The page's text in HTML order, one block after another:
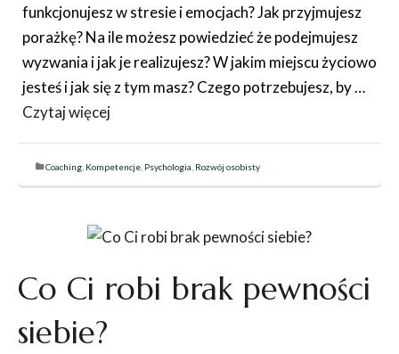
funkcjonujesz w stresie i emocjach? Jak przyjmujesz
porażkę? Na ile możesz powiedzieć że podejmujesz
wyzwania i jak je realizujesz? W jakim miejscu życiowo
jesteś i jak się z tym masz? Czego potrzebujesz, by …
Czytaj więcej
Coaching Kompetencje Psychologia Rozwój osobisty
Co Ci robi brak pewności
siebie?